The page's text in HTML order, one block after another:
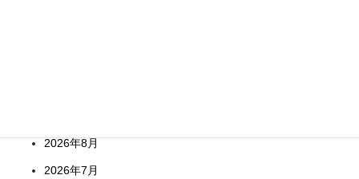
2026年8月
2026年7月